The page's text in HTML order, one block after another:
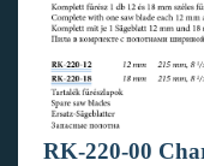
RK-220-00